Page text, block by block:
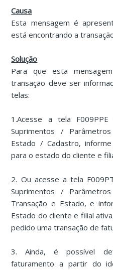
Causa
Esta mensagem é
está encontrando a
Solução
Para que esta
transação deve ser
telas:
1.Acesse a tela
Suprimentos /
Estado / Cadastro,
para o estado do cliente e
2. Ou acesse a tela
Suprimentos /
Transação e Estado, e
Estado do cliente e filial
pedido uma transação de
3. Ainda, é possível
faturamento a partir do